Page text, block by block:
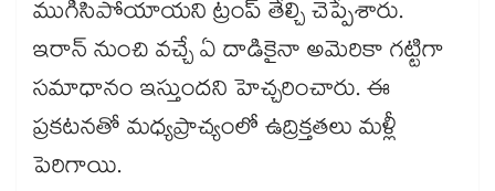
ముగిసిపోయాయని ట్రంప్ తేల్చి చెప్పేశారు.
ఇరాన్ నుంచి వచ్చే ఏ దాడికైనా అమెరికా గట్టిగా
సమాధానం ఇస్తుందని హెచ్చరించారు. ఈ
ప్రకటనతో మధ్యప్రాచ్యంలో ఉద్రిక్తతలు మళ్లీ
పెరిగాయి.